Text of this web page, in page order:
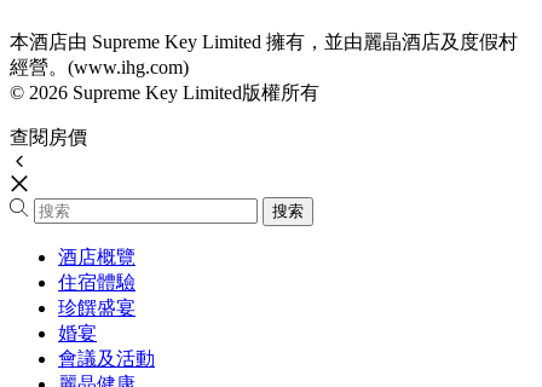
本酒店由 Supreme Key Limited 擁有，並由麗晶酒店及度假村
經營。(www.ihg.com)
© 2026 Supreme Key Limited版權所有
查閱房價
酒店概覽
住宿體驗
珍饌盛宴
婚宴
會議及活動